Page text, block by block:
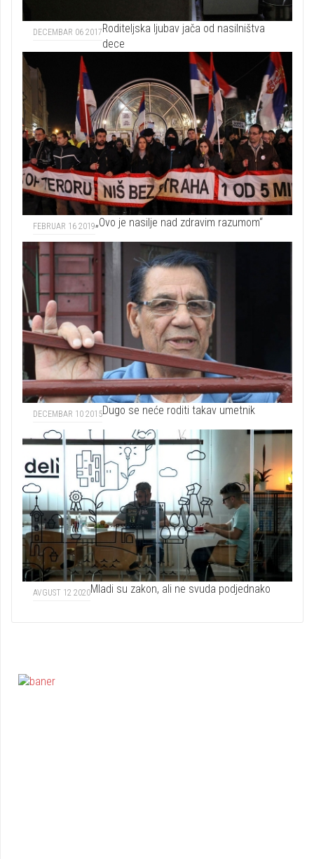
DECEMBAR 06 2017Roditeljska ljubav jača od nasilništva
dece
FEBRUAR 16 2019„Ovo je nasilje nad zdravim razumom“
DECEMBAR 10 2015Dugo se neće roditi takav umetnik
AVGUST 12 2020Mladi su zakon, ali ne svuda podjednako